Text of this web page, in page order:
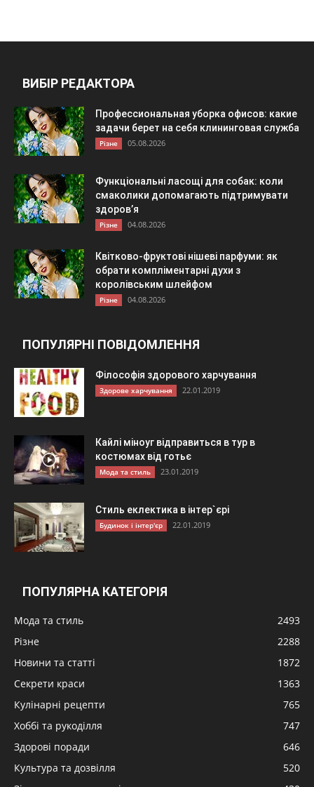
ВИБІР РЕДАКТОРА
Профессиональная уборка офисов: какие
задачи берет на себя клининговая служба
Різне 05.08.2026
Функціональні ласощі для собак: коли
смаколики допомагають підтримувати
здоров’я
Різне 04.08.2026
Квітково-фруктові нішеві парфуми: як
обрати компліментарні духи з
королівським шлейфом
Різне 04.08.2026
ПОПУЛЯРНІ ПОВІДОМЛЕННЯ
Філософія здорового харчування
Здорове харчування 22.01.2019
Кайлі міноуг відправиться в тур в
костюмах від готьє
Мода та стиль 23.01.2019
Стиль еклектика в інтер`єрі
Будинок і інтер'єр 22.01.2019
ПОПУЛЯРНА КАТЕГОРІЯ
Мода та стиль
2493
Різне
2288
Новини та статті
1872
Секрети краси
1363
Кулінарні рецепти
765
Хоббі та рукоділля
747
Здорові поради
646
Культура та дозвілля
520